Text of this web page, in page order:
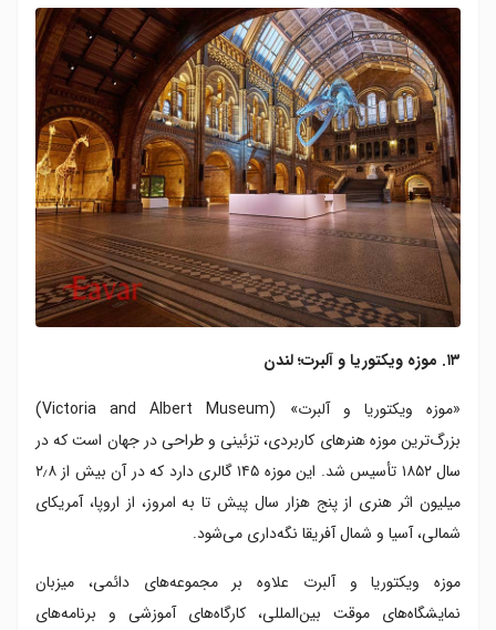
۱۳. موزه ویکتوریا و آلبرت؛ لندن
«موزه ویکتوریا و آلبرت» (Victoria and Albert Museum)
بزرگ‌ترین موزه هنرهای کاربردی، تزئینی و طراحی در جهان است که در
سال ۱۸۵۲ تأسیس شد. این موزه ۱۴۵ گالری دارد که در آن بیش از ۲٫۸
میلیون اثر هنری از پنج هزار سال پیش تا به امروز، از اروپا، آمریکای
شمالی، آسیا و شمال آفریقا نگه‌داری می‌شود.
موزه ویکتوریا و آلبرت علاوه بر مجموعه‌های دائمی، میزبان
نمایشگاه‌های موقت بین‌المللی، کارگاه‌های آموزشی و برنامه‌های